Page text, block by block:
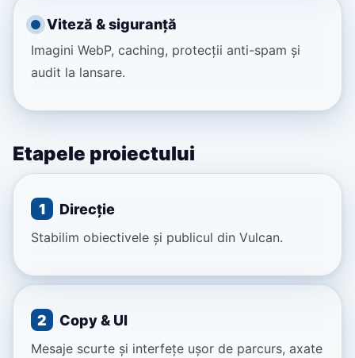
Viteză & siguranță
Imagini WebP, caching, protecții anti-spam și
audit la lansare.
Etapele proiectului
1 Direcție
Stabilim obiectivele și publicul din Vulcan.
2 Copy & UI
Mesaje scurte și interfețe ușor de parcurs, axate